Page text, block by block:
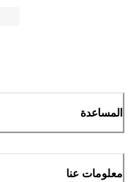
المساعدة
معلومات عنا